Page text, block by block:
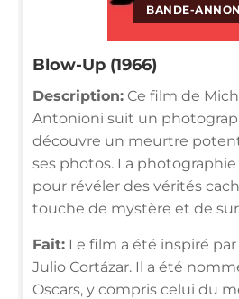
BANDE-
Blow-Up (1966)
Description: Ce film de
Antonioni suit un
découvre un meurtre
ses photos. La
pour révéler des vérités
touche de mystère et de
Fait: Le film a été inspiré
Julio Cortázar. Il a été
Oscars, y compris celui du